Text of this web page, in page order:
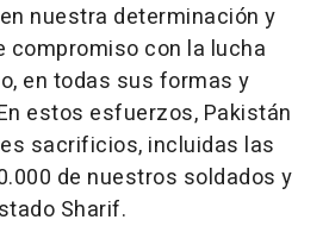
nuestra determinación y
compromiso con la lucha
en todas sus formas y
estos esfuerzos, Pakistán
sacrificios, incluidas las
de nuestros soldados y
Sharif.